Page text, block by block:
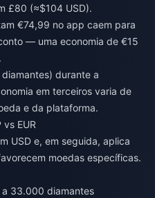
£80 (≈$104 USD).
€74,99 no app caem para
— uma economia de €15
durante a
em terceiros varia de
e da plataforma.
EUR
USD e, em seguida, aplica
moedas específicas.
33.000 diamantes